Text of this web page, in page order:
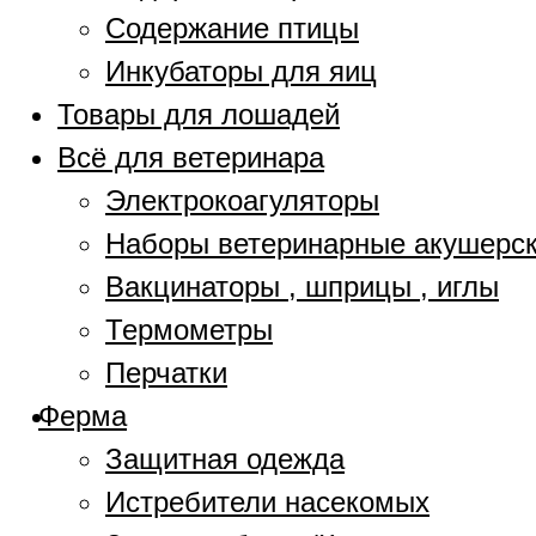
Содержание птицы
Инкубаторы для яиц
Товары для лошадей
Всё для ветеринара
Электрокоагуляторы
Наборы ветеринарные
Вакцинаторы , шприцы , иглы
Термометры
Перчатки
Ферма
Защитная одежда
Истребители насекомых